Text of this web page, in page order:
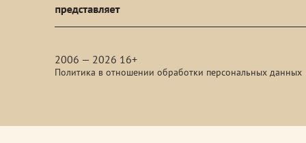
2006 — 2026 16+
Политика в отношении обработки персональных данных